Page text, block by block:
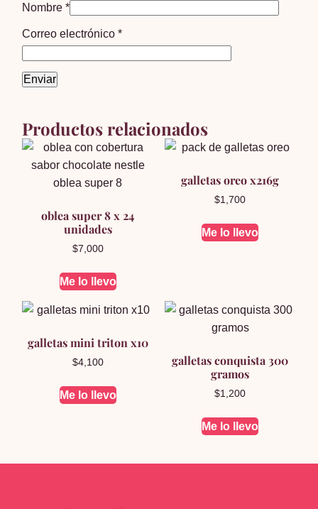
Nombre*
Correo electrónico*
Productos relacionados
oblea super 8 x 24
unidades
$7,000
Me lo llevo
galletas oreo x216g
$1,700
Me lo llevo
galletas mini triton x10
$4,100
Me lo llevo
galletas conquista 300
gramos
$1,200
Me lo llevo